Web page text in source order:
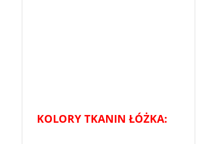
KOLORY TKANIN ŁÓŻKA: